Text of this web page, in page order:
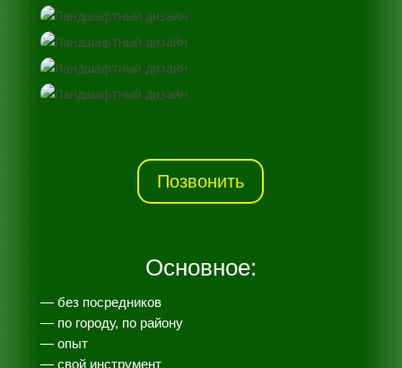
Позвонить
Основное:
— без посредников
— по городу, по району
— опыт
— свой инструмент